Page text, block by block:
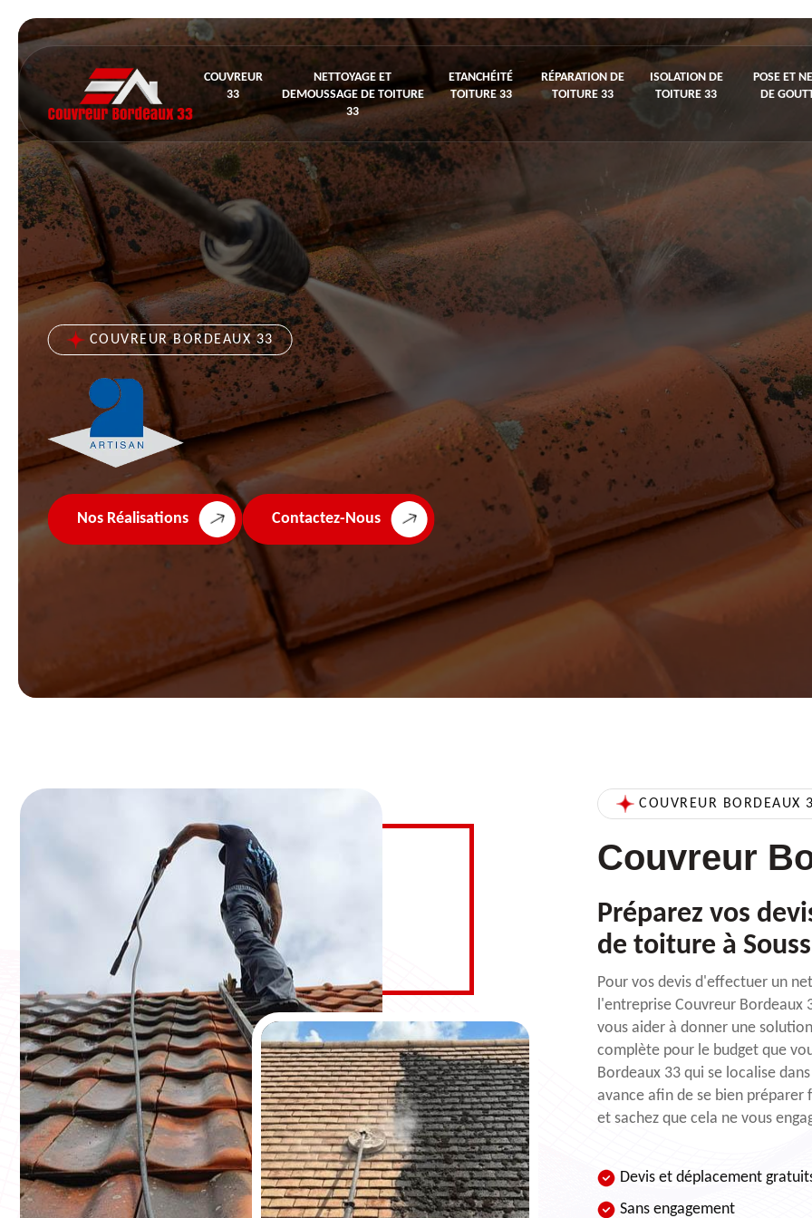
COUVREUR
33
NETTOYAGE ET
DEMOUSSAGE DE TOITURE
33
ETANCHÉITÉ
TOITURE 33
RÉPARATION DE
TOITURE 33
ISOLATION DE
TOITURE 33
POSE ET
DE
COUVREUR BORDEAUX 33
Nos Réalisations Contactez-Nous
COUVREUR BORDEAUX
Couvreur
Préparez vos
de toiture à
Pour vos devis d'effectuer un
l'entreprise Couvreur Bordeaux
vous aider à donner une
complète pour le budget que
Bordeaux 33 qui se localise
avance afin de se bien
et sachez que cela ne vous
Devis et déplacement
Sans engagement